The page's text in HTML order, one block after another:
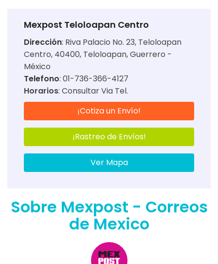
Mexpost Teloloapan Centro
Dirección: Riva Palacio No. 23, Teloloapan
Centro, 40400, Teloloapan, Guerrero -
México
Telefono: 01-736-366-4127
Horarios: Consultar Via Tel.
¡Cotiza un Envío!
¡Rastreo de Envíos!
Ver Mapa
Sobre Mexpost - Correos
de Mexico